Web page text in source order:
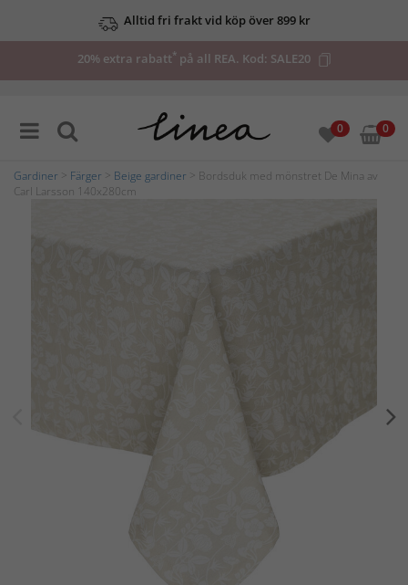
Alltid fri frakt vid köp över 899 kr
20% extra rabatt*på all REA. Kod: SALE20
0 0
Gardiner Färger Beige gardiner > Bordsduk med mönstret De Mina av
Carl Larsson 140x280cm